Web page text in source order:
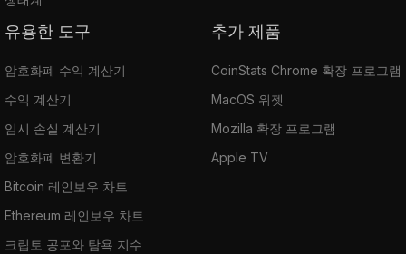
유용한 도구
암호화폐 수익 계산기
수익 계산기
임시 손실 계산기
암호화폐 변환기
Bitcoin 레인보우 차트
Ethereum 레인보우 차트
크립토 공포와 탐욕 지수
추가 제품
CoinStats Chrome 확장 프로그램
MacOS 위젯
Mozilla 확장 프로그램
Apple TV